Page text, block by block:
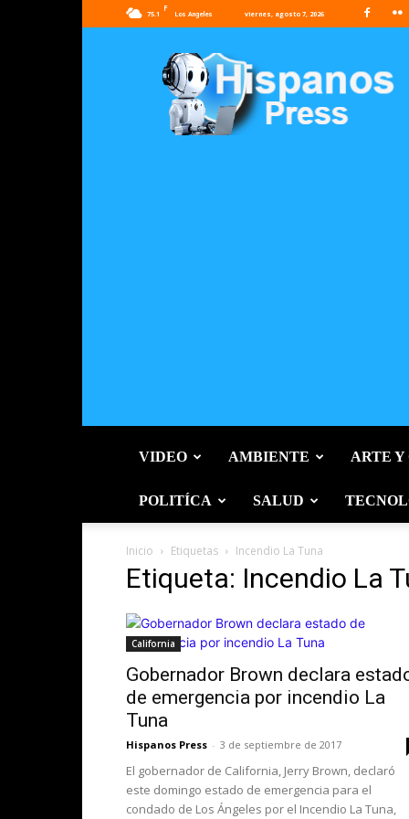
75.1
F
Los Angeles viernes, agosto 7, 2026
Press
VIDEO AMBIENTE ARTE
POLITÍCA SALUD
Inicio Etiquetas Incendio La Tuna
Etiqueta: Incendio La
California
Gobernador Brown declara
de emergencia por incendio La
Tuna
Hispanos Press - 3 de septiembre de 2017
El gobernador de California, Jerry Brown, declaró
este domingo estado de emergencia para el
condado de Los Ángeles por el Incendio La Tuna,